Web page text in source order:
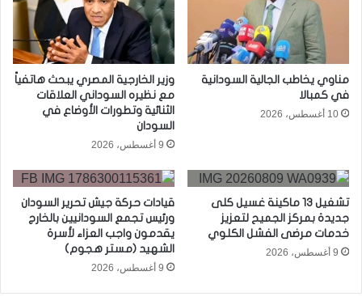
مناوي يخاطب الجالية السودانية
في كمبالا
10 أغسطس، 2026
وزير الخارجية المصري يبحث هاتفياً
مع نظيره السوداني العلاقات
الثنائية وتطورات الأوضاع في
السودان
9 أغسطس، 2026
تشغيل 13 ماكينة غسيل كلى
جديدة بمركز الجميح لتعزيز
خدمات مرضى الفشل الكلوي
9 أغسطس، 2026
قيادات حركة جيش تحرير السودان
ورئيس تجمع السودانيين بالخارج
يقدمون واجب العزاء لأسرة
الشهيد (مستر هجوم)
9 أغسطس، 2026